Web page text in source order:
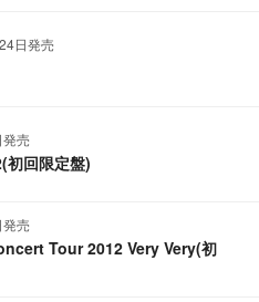
日発売
売
回限定盤)
売
Tour 2012 Very Very(初